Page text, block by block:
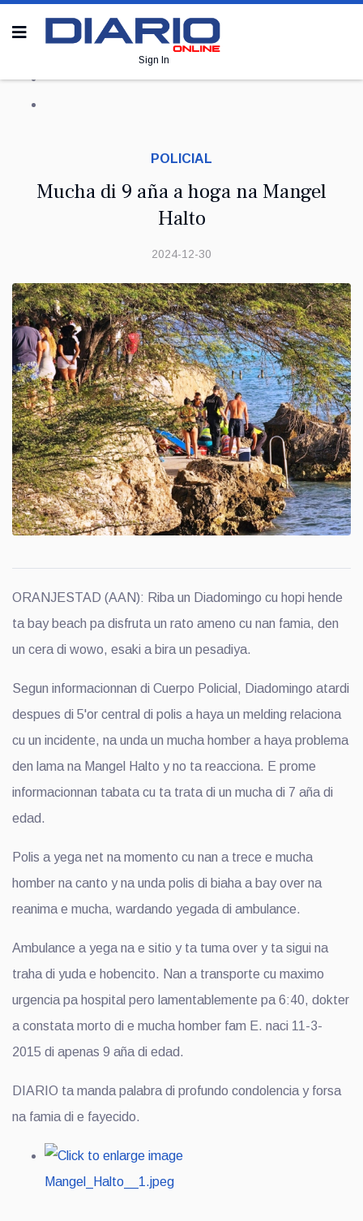
Sign In
POLICIAL
Mucha di 9 aña a hoga na Mangel
Halto
2024-12-30
ORANJESTAD (AAN): Riba un Diadomingo cu hopi hende
ta bay beach pa disfruta un rato ameno cu nan famia, den
un cera di wowo, esaki a bira un pesadiya.
Segun informacionnan di Cuerpo Policial, Diadomingo atardi
despues di 5'or central di polis a haya un melding relaciona
cu un incidente, na unda un mucha homber a haya problema
den lama na Mangel Halto y no ta reacciona. E prome
informacionnan tabata cu ta trata di un mucha di 7 aña di
edad.
Polis a yega net na momento cu nan a trece e mucha
homber na canto y na unda polis di biaha a bay over na
reanima e mucha, wardando yegada di ambulance.
Ambulance a yega na e sitio y ta tuma over y ta sigui na
traha di yuda e hobencito. Nan a transporte cu maximo
urgencia pa hospital pero lamentablemente pa 6:40, dokter
a constata morto di e mucha homber fam E. naci 11-3-
2015 di apenas 9 aña di edad.
DIARIO ta manda palabra di profundo condolencia y forsa
na famia di e fayecido.